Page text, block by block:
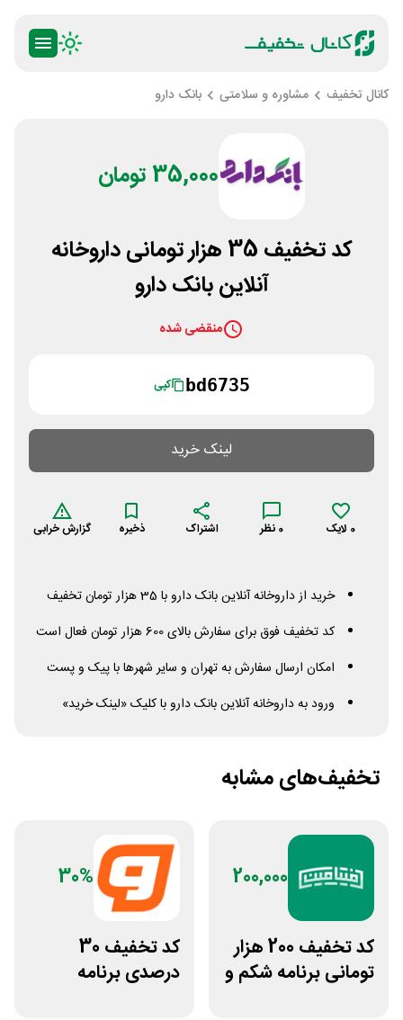
کانال تخفیف مشاوره و سلامتی بانک دارو
35,000 تومان
کد تخفیف 35 هزار تومانی داروخانه
آنلاین بانک دارو
منقضی شده
bd6735 کپی
لینک خرید
0 لایک 0 نظر اشتراک ذخیره گزارش خرابی
خرید از داروخانه آنلاین بانک دارو با 35 هزار تومان تخفیف
کد تخفیف فوق برای سفارش بالای 600 هزار تومان فعال است
امکان ارسال سفارش به تهران و سایر شهرها با پیک و پست
ورود به داروخانه آنلاین بانک دارو با کلیک «لینک خرید»
تخفیف‌های مشابه
200,000
کد تخفیف 200 هزار
تومانی برنامه شکم و
30%
کد تخفیف 30
درصدی برنامه